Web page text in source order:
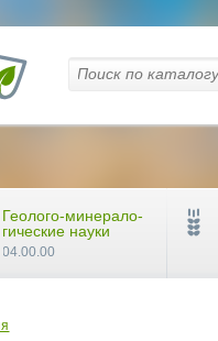
Геолого-минерало-
гические науки
04.00.00